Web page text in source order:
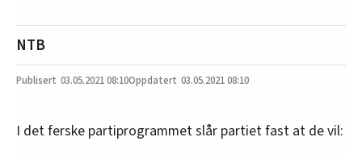
NTB
03.05.202108:10 03.05.2021 08:10
I det ferske partiprogrammet slår partiet fast at de vil: